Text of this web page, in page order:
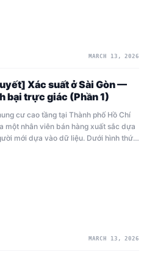
MARCH 13, 2026
Xác suất ở Sài Gòn —
bại trực giác (Phần 1)
cư cao tầng tại Thành phố Hồ Chí
một nhân viên bán hàng xuất sắc dựa
mới dựa vào dữ liệu. Dưới hình thức
Á. Phần 1: Khoảng lặng trước cơn
MARCH 13, 2026